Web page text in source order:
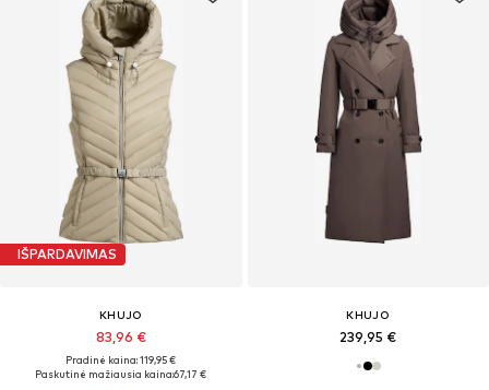
IŠPARDAVIMAS
KHUJO
83,96 €
Pradinė kaina: 119,95 €
Paskutinė mažiausia kaina:67,17 €
KHUJO
239,95 €